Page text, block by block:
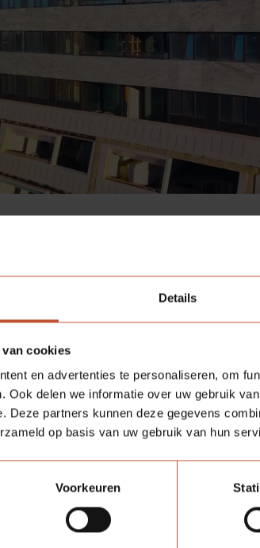
Details
cookies
en advertenties te personaliseren, om
Ook delen we informatie over uw gebruik
Deze partners kunnen deze gegevens
op basis van uw gebruik van hun
Voorkeuren
plek in Eindhoven.
Development
toren biedt een nieuwe dimensie
de groene TU/e Campus en de
en kleine studio’s. Allen met een
koop- en huurappartementen. Naast
de BunkerToren plek voor bedrijven
incl. het Omnia